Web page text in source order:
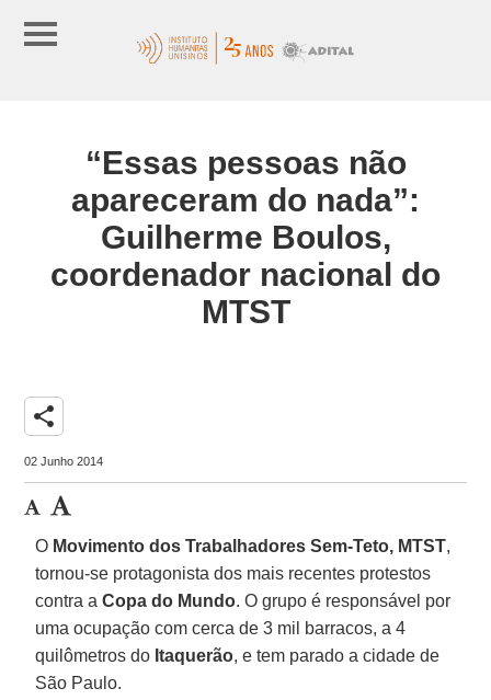
“Essas pessoas não
apareceram do nada”:
Guilherme Boulos,
coordenador nacional do
MTST
share
02 Junho 2014
O Movimento dos Trabalhadores Sem-Teto, MTST,
tornou-se protagonista dos mais recentes protestos
contra aCopa do Mundo. O grupo é responsável por
uma ocupação com cerca de 3 mil barracos, a 4
quilômetros do Itaquerão, e tem parado a cidade de
São Paulo.